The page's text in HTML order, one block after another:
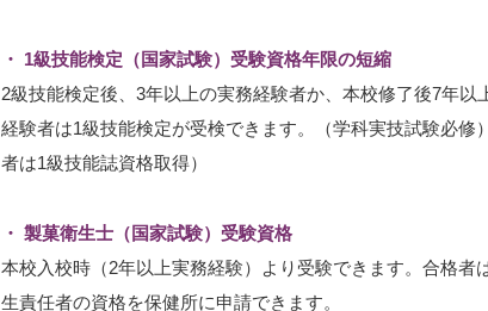
1級技能検定（国家試験）受験資格年限の短縮
2級技能検定後、3年以上の実務経験者か、本校修了後7年以
経験者は1級技能検定が受検できます。（学科実技試験必修
者は1級技能誌資格取得）
製菓衛生士（国家試験）受験資格
本校入校時（2年以上実務経験）より受験できます。合格者
生責任者の資格を保健所に申請できます。